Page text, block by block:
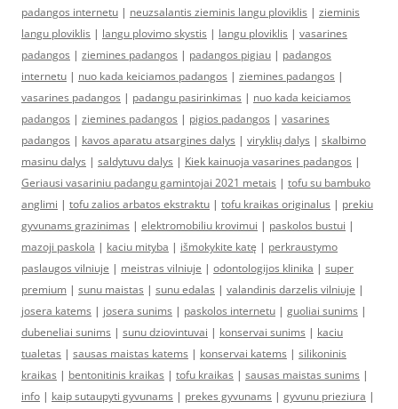
padangos internetu | neuzsalantis zieminis langu ploviklis | zieminis
langu ploviklis | langu plovimo skystis | langu ploviklis | vasarines
padangos | ziemines padangos | padangos pigiau | padangos
internetu | nuo kada keiciamos padangos | ziemines padangos |
vasarines padangos | padangu pasirinkimas | nuo kada keiciamos
padangos | ziemines padangos | pigios padangos | vasarines
padangos | kavos aparatu atsargines dalys | viryklių dalys | skalbimo
masinu dalys | saldytuvu dalys | Kiek kainuoja vasarines padangos |
Geriausi vasariniu padangu gamintojai 2021 metais | tofu su bambuko
anglimi | tofu zalios arbatos ekstraktu | tofu kraikas originalus | prekiu
gyvunams grazinimas | elektromobiliu krovimui | paskolos bustui |
mazoji paskola | kaciu mityba | išmokykite katę | perkraustymo
paslaugos vilniuje | meistras vilniuje | odontologijos klinika | super
premium | sunu maistas | sunu edalas | valandinis darzelis vilniuje |
josera katems | josera sunims | paskolos internetu | guoliai sunims |
dubeneliai sunims | sunu dziovintuvai | konservai sunims | kaciu
tualetas | sausas maistas katems | konservai katems | silikoninis
kraikas | bentonitinis kraikas | tofu kraikas | sausas maistas sunims |
info | kaip sutaupyti gyvunams | prekes gyvunams | gyvunu prieziura |